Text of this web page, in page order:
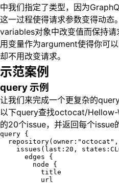
中我们指定了类型，因为
这一过程使得请求参数变得动态
variables对象中改变值而保持请
用变量作为argument使得你可
却不用改变请求。
示范案例
query 示例
让我们来完成一个更复杂的query
以下query查找octocat/Hellow-
的20个issue，并返回每个issue
query {
issues(last:20,
      edges {
        node {
          title
          url